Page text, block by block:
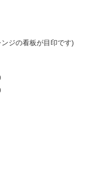
ジの看板が目印です)